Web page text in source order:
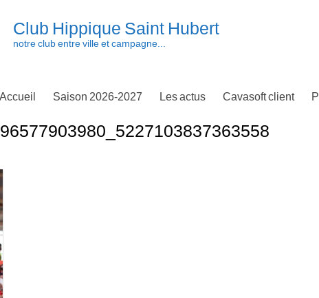
Club Hippique Saint Hubert
notre club entre ville et campagne...
Accueil Saison 2026-2027 Les actus Cavasoft client